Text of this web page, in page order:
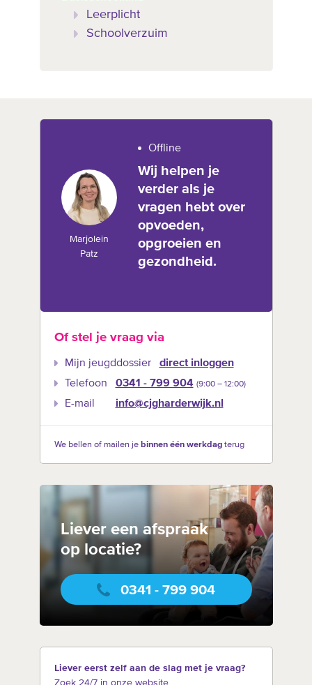
Leerplicht
Schoolverzuim
Marjolein
Patz
Offline
Wij helpen je
verder als je
vragen hebt over
opvoeden,
opgroeien en
gezondheid.
Of stel je vraag via
Mijn jeugddossier
direct inloggen
Telefoon
0341 - 799 904 (9:00 –‍ 12:00)
E-mail info@cjgharderwijk.nl
We bellen of mailen je binnen één werkdagterug
Liever een afspraak
op locatie?
0341 - 799 904
Liever eerst zelf aan de slag met je vraag?
Zoek 24/7 in onze website